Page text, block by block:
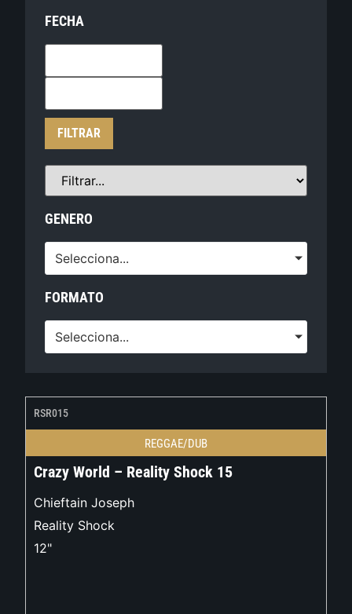
FECHA
FILTRAR
GENERO
Selecciona...
FORMATO
Selecciona...
RSR015
REGGAE/DUB
Crazy World – Reality Shock 15
Chieftain Joseph
Reality Shock
12"